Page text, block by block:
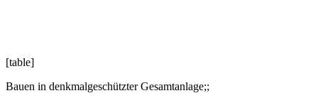
[table]
Bauen in denkmalgeschützter Gesamtanlage;;